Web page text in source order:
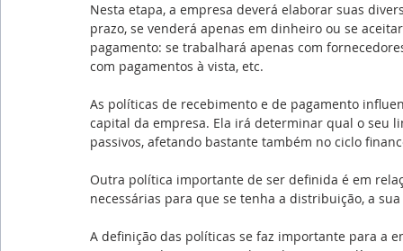
Nesta etapa, a empresa deverá elaborar suas
prazo, se venderá apenas em dinheiro ou se
pagamento: se trabalhará apenas com
com pagamentos à vista, etc.
As políticas de recebimento e de pagamento
capital da empresa. Ela irá determinar qual o seu
passivos, afetando bastante também no ciclo
Outra política importante de ser definida é em
necessárias para que se tenha a distribuição, a
A definição das políticas se faz importante para a